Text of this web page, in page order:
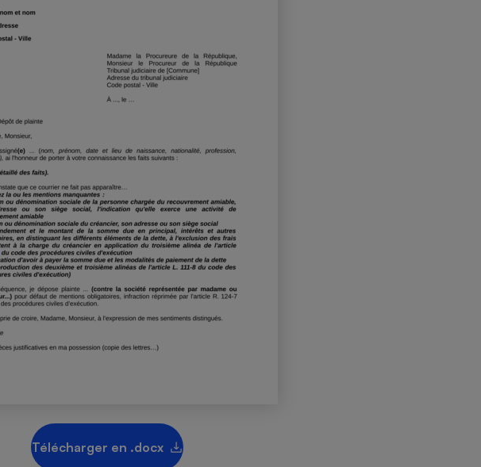
Télécharger en .docx
Plaque de cuisson à
induction
Four encastrable
Téléviseur
Téléphone mobile -
Smartphone
Antivirus
Radiateur électrique
Climatiseur -
Ventilateur
Antimoustique